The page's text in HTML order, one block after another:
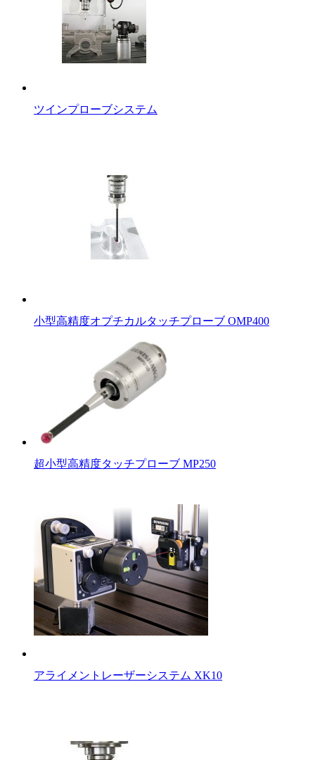
ツインプローブシステム
小型高精度オプチカルタッチプローブ OMP400
超小型高精度タッチプローブ MP250
アライメントレーザーシステム XK10